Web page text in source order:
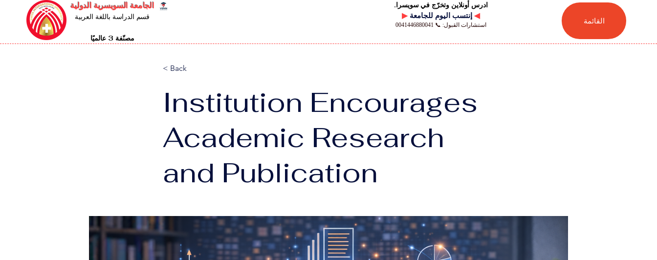
الجامعة السويسرية الدولية
قسم الدراسة باللغة العربية
مصنّفة 3 عالميًا
ادرس أونلاين وتخرّج في سويسرا.
▶ ◀
استشارات القبول: 📞 0041446880041 القائمة
< Back
Institution Encourages
Academic Research
and Publication